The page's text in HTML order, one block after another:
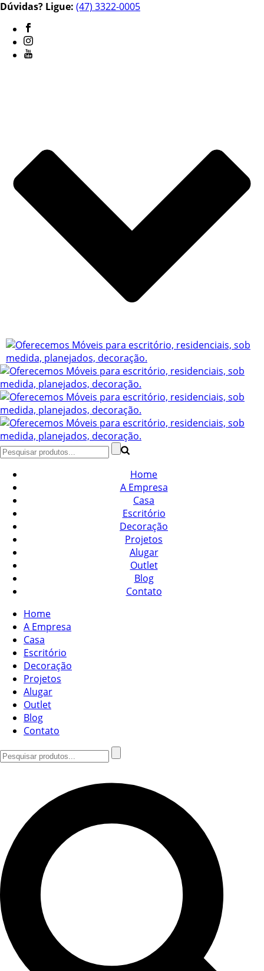
Dúvidas? Ligue: (47) 3322-0005
Home
A Empresa
Casa
Escritório
Decoração
Projetos
Alugar
Outlet
Blog
Contato
Home
A Empresa
Casa
Escritório
Decoração
Projetos
Alugar
Outlet
Blog
Contato